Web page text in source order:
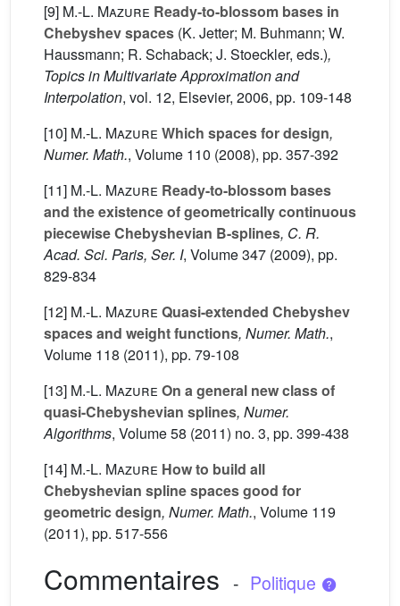
[9] M.-L. Mazure Ready-to-blossom bases in
Chebyshev spaces (K. Jetter; M. Buhmann; W.
Haussmann; R. Schaback; J. Stoeckler, eds.),
Topics in Multivariate Approximation and
Interpolation, vol. 12, Elsevier, 2006, pp. 109-148
[10] M.-L. Mazure Which spaces for design,
Numer. Math., Volume 110 (2008), pp. 357-392
[11] M.-L. Mazure Ready-to-blossom bases
and the existence of geometrically continuous
piecewise Chebyshevian B-splines, C. R.
Acad. Sci. Paris, Ser. I, Volume 347 (2009), pp.
829-834
[12] M.-L. Mazure Quasi-extended Chebyshev
spaces and weight functions, Numer. Math.,
Volume 118 (2011), pp. 79-108
[13] M.-L. Mazure On a general new class of
quasi-Chebyshevian splines, Numer.
Algorithms, Volume 58 (2011) no. 3, pp. 399-438
[14] M.-L. Mazure How to build all
Chebyshevian spline spaces good for
geometric design, Numer. Math., Volume 119
(2011), pp. 517-556
Commentaires - Politique